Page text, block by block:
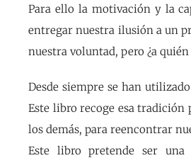
Para ello la motivación y la
entregar nuestra ilusión a un
nuestra voluntad, pero ¿a
Desde siempre se han
Este libro recoge esa tradición
los demás, para reencontrar
Este libro pretende ser